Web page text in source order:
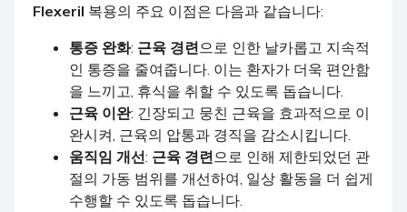
Flexeril 복용의 주요 이점은 다음과 같습니다:
통증 완화: 근육 경련으로 인한 날카롭고 지속적
인 통증을 줄여줍니다. 이는 환자가 더욱 편안함
을 느끼고, 휴식을 취할 수 있도록 돕습니다.
근육 이완: 긴장되고 뭉친 근육을 효과적으로 이
완시켜, 근육의 압통과 경직을 감소시킵니다.
움직임 개선: 근육 경련으로 인해 제한되었던 관
절의 가동 범위를 개선하여, 일상 활동을 더 쉽게
수행할 수 있도록 돕습니다.